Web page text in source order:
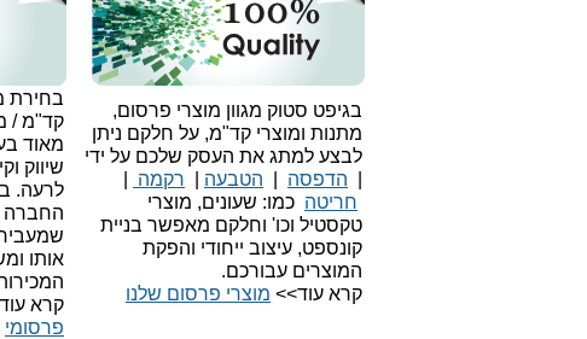
בגיפט סטוק מגוון מוצרי פרסום,
מתנות ומוצרי קד"מ, על חלקם ניתן
לבצע למתג את העסק שלכם על ידי
הדפסה הטבעה רקמה
חריטה כמו: שעונים, מוצרי
טקסטיל וכו' וחלקם מאפשר בניית
קונספט, עיצוב ייחודי והפקת
המוצרים עבורכם.
קרא עוד>> מוצרי פרסום שלנו
בחירת
קד"מ /
מאוד
שיווק
לרעה.
החברה
אותו
קרא
פרסומי